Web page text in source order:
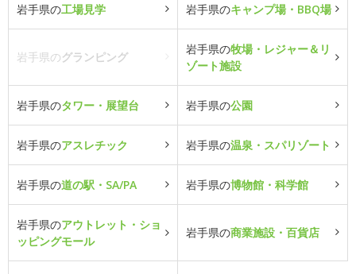
岩手県の工場見学 岩手県のキャンプ場・BBQ場
岩手県のグランピング
岩手県の牧場・レジャー＆リ
ゾート施設
岩手県のタワー・展望台 岩手県の公園
岩手県のアスレチック 岩手県の温泉・スパリゾート
岩手県の道の駅・SA/PA 岩手県の博物館・科学館
岩手県のアウトレット・ショ
ッピングモール
岩手県の商業施設・百貨店